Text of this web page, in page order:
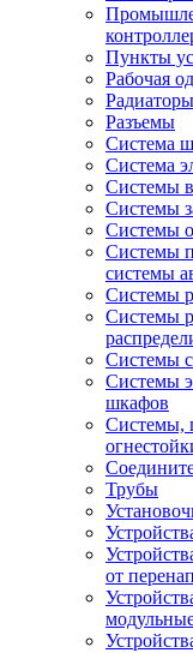
Пункты
Рабочая
Разъемы
Система
Система
Системы
Системы
Системы
Системы
системы
Системы
Системы
Системы
Системы
шкафов
Системы,
Трубы
от